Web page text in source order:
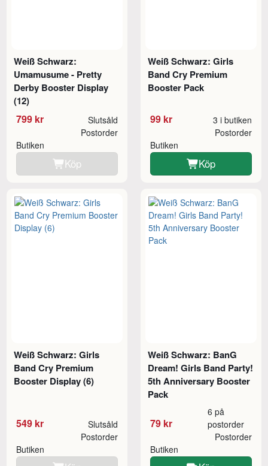
Weiß Schwarz:
Umamusume - Pretty
Derby Booster Display
(12)
799 kr Slutsåld
Butiken
Postorder
Köp
Weiß Schwarz: Girls
Band Cry Premium
Booster Pack
99 kr 3 i butiken
Butiken
Postorder
Köp
Weiß Schwarz: Girls
Band Cry Premium
Booster Display (6)
549 kr Slutsåld
Butiken
Postorder
Weiß Schwarz: BanG
Dream! Girls Band Party!
5th Anniversary Booster
Pack
79 kr
6 på
postorder
Butiken
Postorder